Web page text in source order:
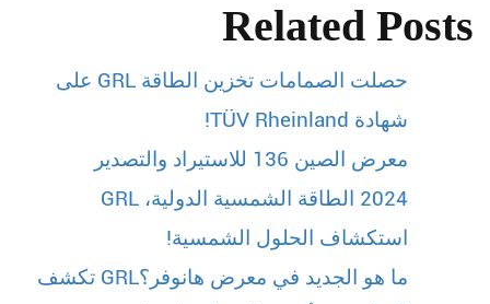
Related Posts
حصلت الصمامات تخزين الطاقة GRL على
شهادة TÜV Rheinland!
معرض الصين 136 للاستيراد والتصدير
2024 الطاقة الشمسية الدولية، GRL
استكشاف الحلول الشمسية!
ما هو الجديد في معرض هانوفر؟GRL تكشف